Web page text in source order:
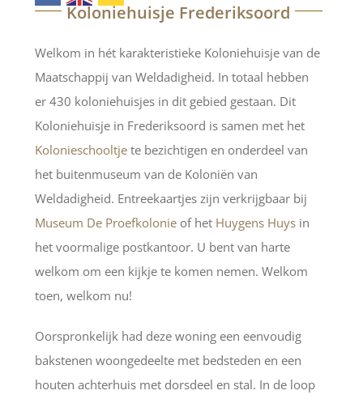
Koloniehuisje Frederiksoord
Welkom in hét karakteristieke Koloniehuisje van de
Maatschappij van Weldadigheid. In totaal hebben
er 430 koloniehuisjes in dit gebied gestaan. Dit
Koloniehuisje in Frederiksoord is samen met het
Kolonieschooltjete bezichtigen en onderdeel van
het buitenmuseum van de Koloniën van
Weldadigheid. Entreekaartjes zijn verkrijgbaar bij
Museum De Proefkolonieof het Huygens Huysin
het voormalige postkantoor. U bent van harte
welkom om een kijkje te komen nemen. Welkom
toen, welkom nu!
Oorspronkelijk had deze woning een eenvoudig
bakstenen woongedeelte met bedsteden en een
houten achterhuis met dorsdeel en stal. In de loop